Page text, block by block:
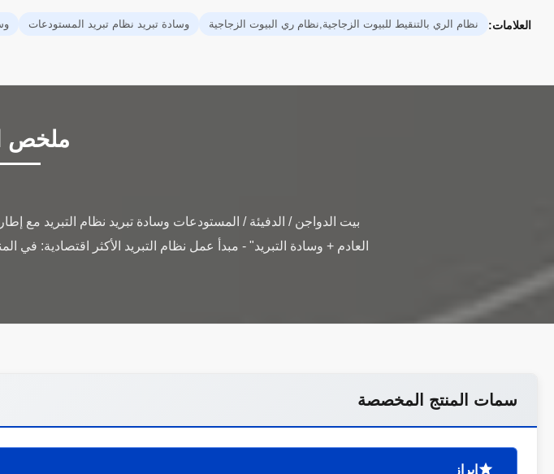
العلامات: نظام الري بالتنقيط للبيوت الزجاجية,نظام ري البيوت الزجاجية وسادة تبريد نظام تبريد المستودعات
ملخص
بيت الدواجن / الدفيئة / المستودعات وسادة تبريد نظام التبريد مع
العادم + وسادة التبريد" - مبدأ عمل نظام التبريد الأكثر اقتصادية:
سمات المنتج المخصصة
إبراز